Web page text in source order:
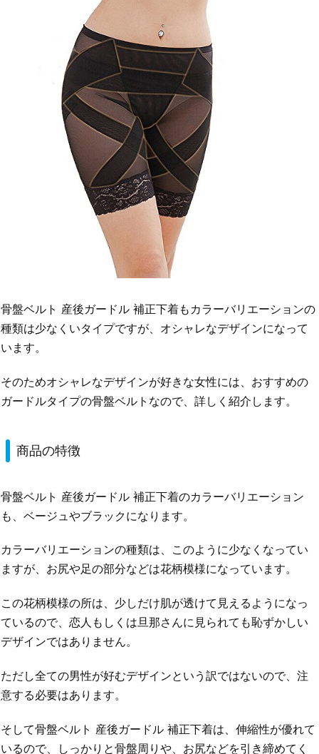
骨盤ベルト 産後ガードル 補正下着もカラーバリエーションの
種類は少なくいタイプですが、オシャレなデザインになって
います。
そのためオシャレなデザインが好きな女性には、おすすめの
ガードルタイプの骨盤ベルトなので、詳しく紹介します。
商品の特徴
骨盤ベルト 産後ガードル 補正下着のカラーバリエーション
も、ベージュやブラックになります。
カラーバリエーションの種類は、このように少なくなってい
ますが、お尻や足の部分などは花柄模様になっています。
この花柄模様の所は、少しだけ肌が透けて見えるようになっ
ているので、恋人もしくは旦那さんに見られても恥ずかしい
デザインではありません。
ただし全ての男性が好むデザインという訳ではないので、注
意する必要はあります。
そして骨盤ベルト 産後ガードル 補正下着は、伸縮性が優れて
いるので、しっかりと骨盤周りや、お尻などを引き締めてく